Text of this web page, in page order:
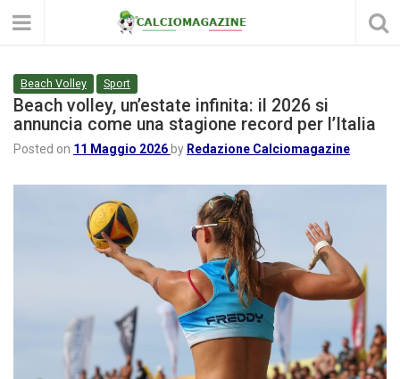
Beach Volley Sport
Beach volley, un’estate infinita: il 2026 si
annuncia come una stagione record per l’Italia
Posted on 11 Maggio 2026 by Redazione Calciomagazine